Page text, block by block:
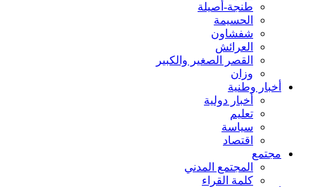
طنجة-أصيلة
الحسيمة
شفشاون
العرائش
القصر الصغير والكبير
وزان
أخبار وطنية
أخبار دولية
تعليم
سياسة
اقتصاد
مجتمع
المجتمع المدني
كلمة القراء